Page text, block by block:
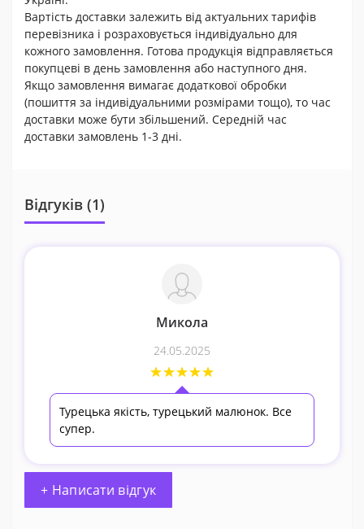
Вартість доставки залежить від актуальних тарифів
перевізника і розраховується індивідуально для
кожного замовлення. Готова продукція відправляється
покупцеві в день замовлення або наступного дня.
Якщо замовлення вимагає додаткової обробки
(пошиття за індивідуальними розмірами тощо), то час
доставки може бути збільшений. Середній час
доставки замовлень 1-3 дні.
Відгуків (1)
Микола
24.05.2025
Турецька якість, турецький малюнок. Все
супер.
+ Написати відгук